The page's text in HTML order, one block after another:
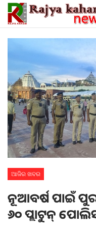
ଆଜିର ଖବର
ନୂଆବର୍ଷ ପାଇଁ
୬୦ ପ୍ଲାଟୁନ୍